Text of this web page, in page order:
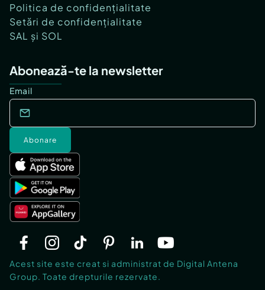
Politica de confidențialitate
Setări de confidențialitate
SAL și SOL
Abonează-te la newsletter
Email
Abonare
Acest site este creat si administrat de Digital Antena
Group. Toate drepturile rezervate.